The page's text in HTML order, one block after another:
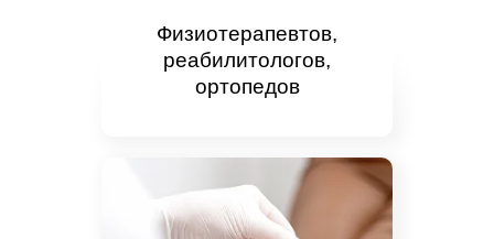
Физиотерапевтов,
реабилитологов,
ортопедов